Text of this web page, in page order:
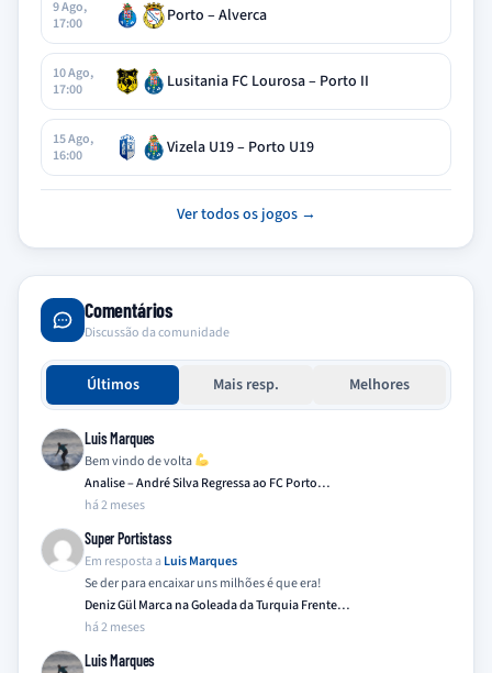
9 Ago,
17:00
Porto – Alverca
10 Ago,
17:00
Lusitania FC Lourosa – Porto II
15 Ago,
16:00
Vizela U19 – Porto U19
Ver todos os jogos →
Comentários
Discussão da comunidade
Últimos Mais resp. Melhores
Luis Marques
Bem vindo de volta
Analise – André Silva Regressa ao FC Porto…
há 2 meses
Super Portistass
Em resposta a Luis Marques
Se der para encaixar uns milhões é que era!
Deniz Gül Marca na Goleada da Turquia Frente…
há 2 meses
Luis Marques